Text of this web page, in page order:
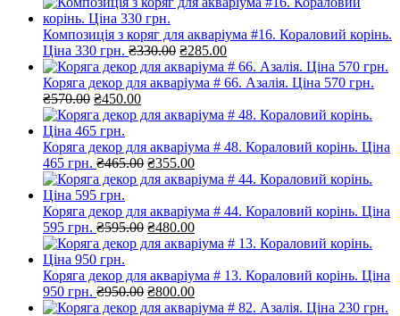
Композиція з коряг для акваріума #16. Кораловий корінь.
Ціна 330 грн. ₴330.00 Оригінальна
ціна:
₴330.00.
₴285.00Поточна
ціна:
₴285.00.
Коряга декор для акваріума # 66. Азалія. Ціна 570 грн.
₴570.00 Оригінальна
ціна:
₴570.00.
₴450.00Поточна
ціна:
Коряга декор для акваріума # 48. Кораловий корінь. Ціна
465 грн. ₴465.00 Оригінальна
ціна:
₴355.00Поточна
ціна:
Коряга декор для акваріума # 44. Кораловий корінь. Ціна
595 грн. ₴595.00 Оригінальна
ціна:
₴480.00Поточна
ціна:
Коряга декор для акваріума # 13. Кораловий корінь. Ціна
950 грн. ₴950.00 Оригінальна
ціна:
₴800.00Поточна
ціна: